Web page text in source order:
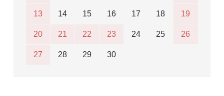
13 14 15 16 17 18 19
20 21 22 23 24 25 26
27 28 29 30